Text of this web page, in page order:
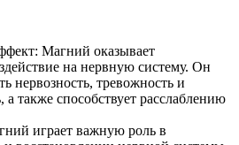
Магний оказывает
на нервную систему. Он
нервозность, тревожность и
а также способствует расслаблению
играет важную роль в